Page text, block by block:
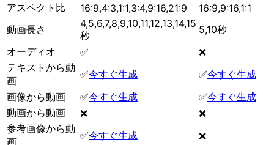
アスペクト比
16:9,4:3,1:1,3:4,9:16,21:9
16:9,9:16,1:1
動画長さ
4,5,6,7,8,9,10,11,12,13,14,15
秒
5,10秒
オーディオ
✅
❌
テキストから動
画
✅今すぐ生成 ✅今すぐ生成
画像から動画
✅今すぐ生成 ✅今すぐ生成
動画から動画
❌
❌
参考画像から動
画
✅今すぐ生成
❌